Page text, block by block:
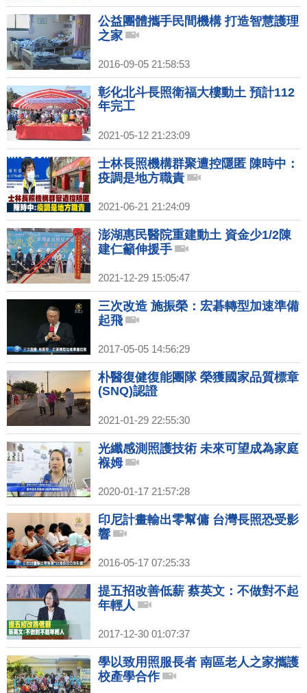
公益團體攜手民間機構 打造智慧護理
之家
2016-09-05 21:58:53
彰化北斗長照衛福大樓動土 預計112
年完工
2021-05-12 21:23:09
士林長照機構群聚遭控隱匿 陳時中：
疫調是地方職責
2021-06-21 21:24:09
澎湖惠民醫院重建動土 資金少1/2陳
建仁籲伸援手
2021-12-29 15:05:47
三次改造 施振榮：宏碁轉型加速準備
起飛
2017-05-05 14:56:29
朴醫復健復能團隊 榮獲國家品質標章
(SNQ)認證
2021-01-29 22:55:30
光纖感測照護技術 未來可望成為家庭
褓姆
2020-01-17 21:57:28
印尼計畫輸出零幫傭 台灣長照恐受影
響
2016-05-17 07:25:33
提五招改善低薪 蔡英文：不做對不起
年輕人
2017-12-30 01:07:37
學以致用照服長者 南區老人之家攜護
校產學合作